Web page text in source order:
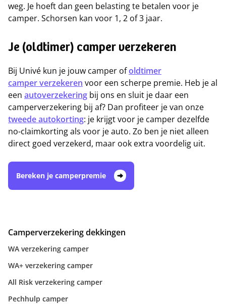
weg. Je hoeft dan geen belasting te betalen voor je
camper. Schorsen kan voor 1, 2 of 3 jaar.
Je (oldtimer) camper verzekeren
Bij Univé kun je jouw camper ofoldtimer
camper verzekeren voor een scherpe premie. Heb je al
een autoverzekering bij ons en sluit je daar een
camperverzekering bij af? Dan profiteer je van onze
tweede autokorting: je krijgt voor je camper dezelfde
no-claimkorting als voor je auto. Zo ben je niet alleen
direct goed verzekerd, maar ook extra voordelig uit.
Bereken je camperpremie
Camperverzekering dekkingen
WA verzekering camper
WA+ verzekering camper
All Risk verzekering camper
Pechhulp camper